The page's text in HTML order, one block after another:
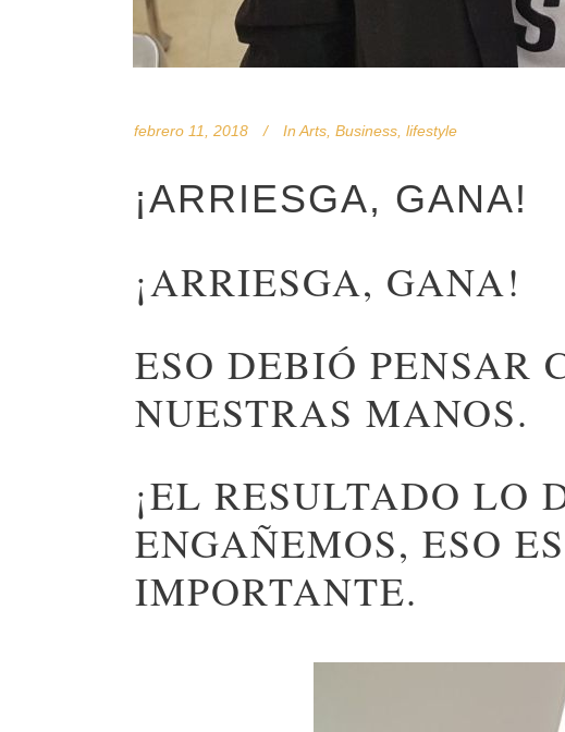
febrero 11, 2018 In Arts Business lifestyle
¡ARRIESGA, GANA!
¡ARRIESGA, GANA!
ESO DEBIÓ PENSAR
NUESTRAS MANOS.
¡EL RESULTADO LO
ENGAÑEMOS, ESO
IMPORTANTE.